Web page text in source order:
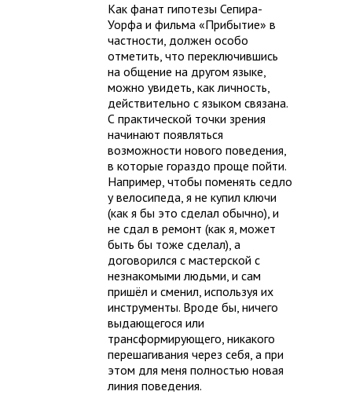
Как фанат гипотезы Сепира-
Уорфа и фильма «Прибытие» в
частности, должен особо
отметить, что переключившись
на общение на другом языке,
можно увидеть, как личность,
действительно с языком связана.
С практической точки зрения
начинают появляться
возможности нового поведения,
в которые гораздо проще пойти.
Например, чтобы поменять седло
у велосипеда, я не купил ключи
(как я бы это сделал обычно), и
не сдал в ремонт (как я, может
быть бы тоже сделал), а
договорился с мастерской с
незнакомыми людьми, и сам
пришёл и сменил, используя их
инструменты. Вроде бы, ничего
выдающегося или
трансформирующего, никакого
перешагивания через себя, а при
этом для меня полностью новая
линия поведения.